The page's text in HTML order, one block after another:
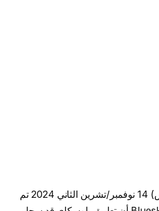
بحلول مساء يوم (الخميس) 14 نوفمبر/تشرين الثاني 2024 تم